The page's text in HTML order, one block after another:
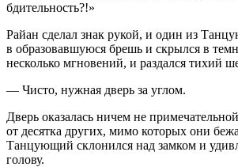
бдительность?!»
Райан сделал знак рукой, и один из
в образовавшуюся брешь и скрылся в
несколько мгновений, и раздался тихий
— Чисто, нужная дверь за углом.
Дверь оказалась ничем не
от десятка других, мимо которых они
Танцующий склонился над замком и
голову.